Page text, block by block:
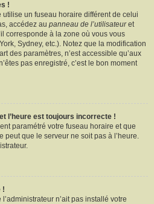
!
utilise un fuseau horaire différent de celui
accédez au panneau de l’utilisateuret
corresponde à la zone où vous vous
Sydney, etc.). Notez que la modification
des paramètres, n’est accessible qu’aux
pas enregistré, c’est le bon moment
l’heure est toujours incorrecte !
paramétré votre fuseau horaire et que
peut que le serveur ne soit pas à l’heure.
!
n’ait pas installé votre